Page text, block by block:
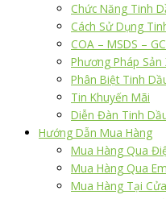
Chức Năng Tinh
Cách Sử Dụng
COA – MSDS –
Phương Pháp
Phân Biệt Tinh
Tin Khuyến Mãi
Diễn Đàn Tinh
Hướng Dẫn Mua Hàng
Mua Hàng Qua
Mua Hàng Qua
Mua Hàng Tại